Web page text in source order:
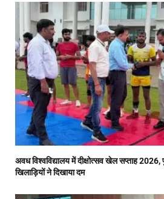
अवध विश्वविद्यालय में दीक्षोत्सव खेल सप्ताह
खिलाड़ियों ने दिखाया दम